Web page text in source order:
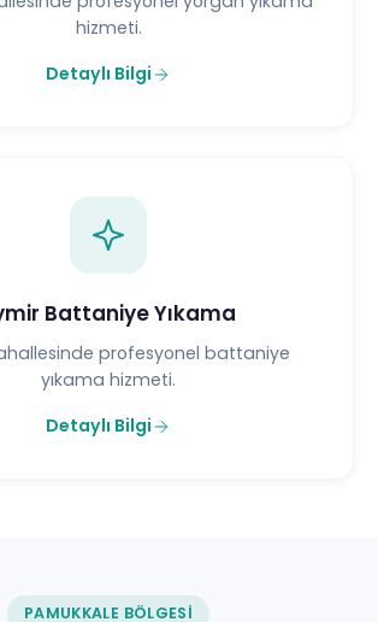
hizmeti.
Detaylı Bilgi
Battaniye Yıkama
profesyonel battaniye
yıkama hizmeti.
Detaylı Bilgi
PAMUKKALE BÖLGESI